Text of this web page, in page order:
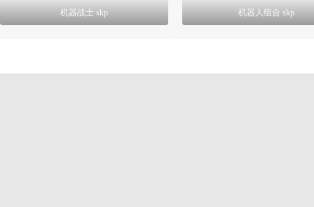
机器战士 skp 机器人组合 skp